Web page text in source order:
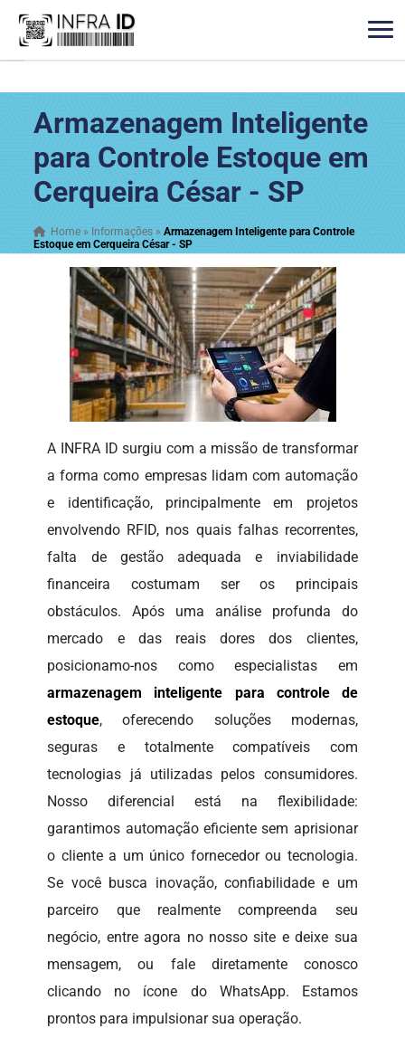
Armazenagem Inteligente
para Controle Estoque em
Cerqueira César - SP
Home » Informações »Armazenagem Inteligente para Controle
Estoque em Cerqueira César - SP
A INFRA ID surgiu com a missão de transformar
a forma como empresas lidam com automação
e identificação, principalmente em projetos
envolvendo RFID, nos quais falhas recorrentes,
falta de gestão adequada e inviabilidade
financeira costumam ser os principais
obstáculos. Após uma análise profunda do
mercado e das reais dores dos clientes,
posicionamo-nos como especialistas em
armazenagem inteligente para controle de
estoque, oferecendo soluções modernas,
seguras e totalmente compatíveis com
tecnologias já utilizadas pelos consumidores.
Nosso diferencial está na flexibilidade:
garantimos automação eficiente sem aprisionar
o cliente a um único fornecedor ou tecnologia.
Se você busca inovação, confiabilidade e um
parceiro que realmente compreenda seu
negócio, entre agora no nosso site e deixe sua
mensagem, ou fale diretamente conosco
clicando no ícone do WhatsApp. Estamos
prontos para impulsionar sua operação.